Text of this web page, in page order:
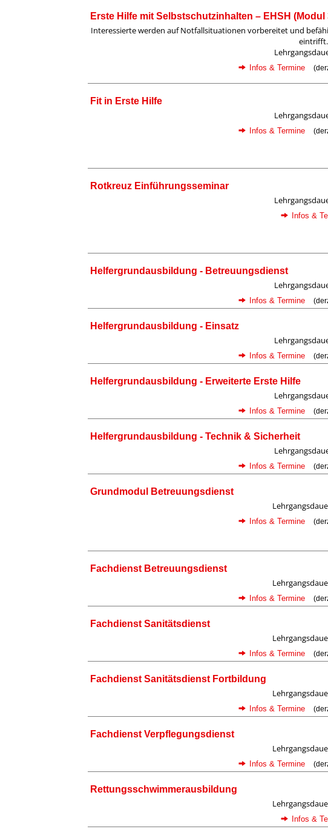
Erste Hilfe mit Selbstschutzinhalten – EHSH (Modul
Interessierte werden auf Notfallsituationen vorbereitet und
eintrifft.
Infos & Termine
Fit in Erste Hilfe
Infos & Termine
Rotkreuz Einführungsseminar
Infos &
Helfergrundausbildung - Betreuungsdienst
Infos & Termine
Helfergrundausbildung - Einsatz
Infos & Termine
Helfergrundausbildung - Erweiterte Erste Hilfe
Infos & Termine
Helfergrundausbildung - Technik & Sicherheit
Infos & Termine
Grundmodul Betreuungsdienst
Infos & Termine
Fachdienst Betreuungsdienst
Infos & Termine
Fachdienst Sanitätsdienst
Infos & Termine
Fachdienst Sanitätsdienst Fortbildung
Infos & Termine
Fachdienst Verpflegungsdienst
Infos & Termine
Rettungsschwimmerausbildung
Infos &